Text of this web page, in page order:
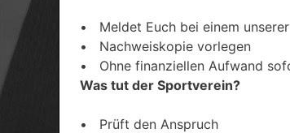
• Meldet Euch bei einem
• Nachweiskopie vorlegen
• Ohne finanziellen Aufwand
Was tut der Sportverein?
• Prüft den Anspruch